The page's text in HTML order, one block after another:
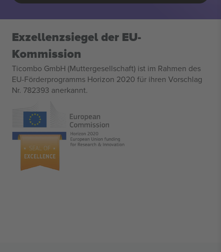
Exzellenzsiegel der EU-
Kommission
Ticombo GmbH (Muttergesellschaft) ist im Rahmen des
EU-Förderprogramms Horizon 2020 für ihren Vorschlag
Nr. 782393 anerkannt.